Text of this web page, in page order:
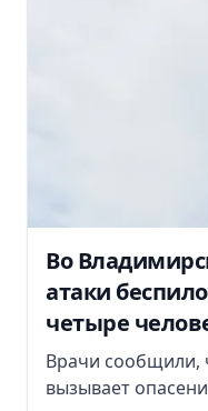
Во
атаки
четыре
Врачи сообщили,
вызывает